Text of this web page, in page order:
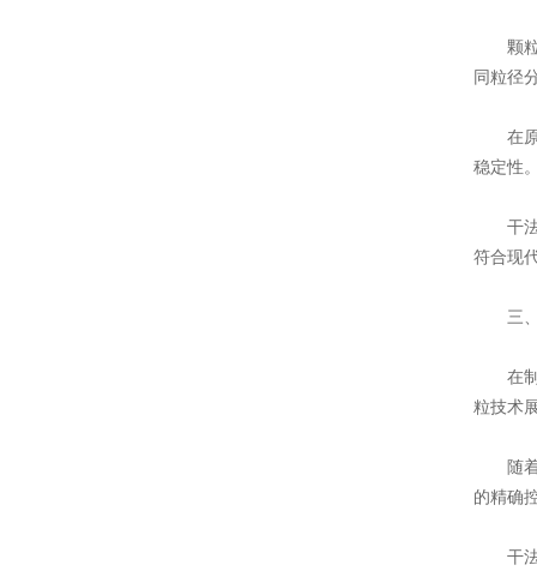
颗粒
同粒径
在原
稳定性
干法
符合现
三、
在制
粒技术
随着
的精确
干法